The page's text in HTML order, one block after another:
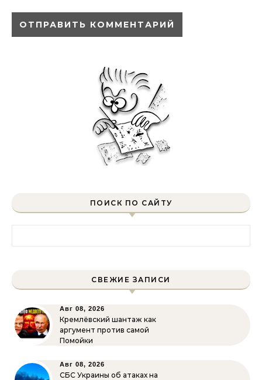
ПОИСК ПО САЙТУ
СВЕЖИЕ ЗАПИСИ
Авг 08, 2026
Кремлёвский шантаж как
аргумент против самой
Помойки
Авг 08, 2026
СБС Украины об атаках на